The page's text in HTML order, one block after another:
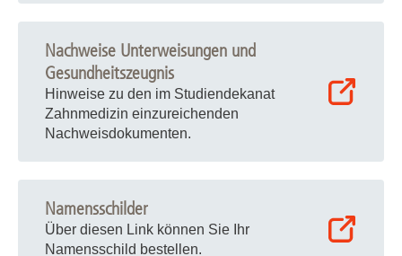
Nachweise Unterweisungen und
Gesundheitszeugnis
Hinweise zu den im Studiendekanat
Zahnmedizin einzureichenden
Nachweisdokumenten.
Namensschilder
Über diesen Link können Sie Ihr
Namensschild bestellen.